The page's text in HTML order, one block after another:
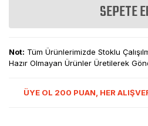
SEPETE
Not: Tüm Ürünlerimizde Stoklu
Hazır Olmayan Ürünler Üretilerek
ÜYE OL 200 PUAN, HER